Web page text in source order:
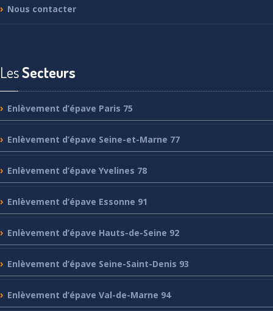
Nous contacter
LesSecteurs
Enlèvement d’épave Paris 75
Enlèvement d’épave Seine-et-Marne 77
Enlèvement d’épave Yvelines 78
Enlèvement d’épave Essonne 91
Enlèvement d’épave Hauts-de-Seine 92
Enlèvement d’épave Seine-Saint-Denis 93
Enlèvement d’épave Val-de-Marne 94